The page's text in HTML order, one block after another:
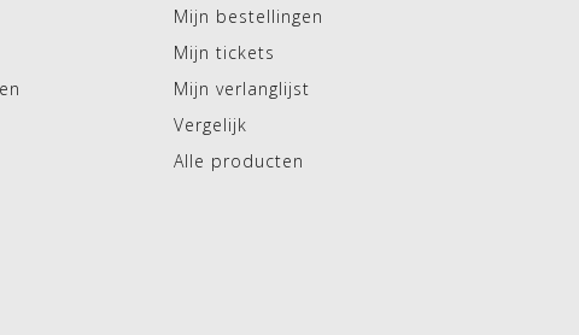
Mijn bestellingen
Mijn tickets
Mijn verlanglijst
Vergelijk
Alle producten